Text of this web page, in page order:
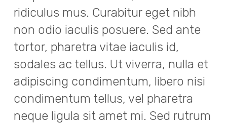
ridiculus mus. Curabitur eget nibh
non odio iaculis posuere. Sed ante
tortor, pharetra vitae iaculis id,
sodales ac tellus. Ut viverra, nulla et
adipiscing condimentum, libero nisi
condimentum tellus, vel pharetra
neque ligula sit amet mi. Sed rutrum